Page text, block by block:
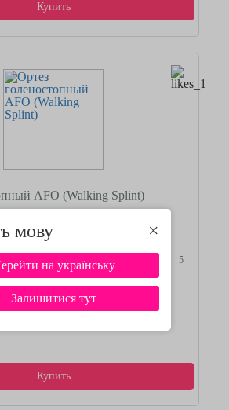
мову ×
на українську
Залишитися тут
Купить
AFO (Walking Splint)
5
сустава AFO (Walking Splint)
Смотреть подробнее
Купить